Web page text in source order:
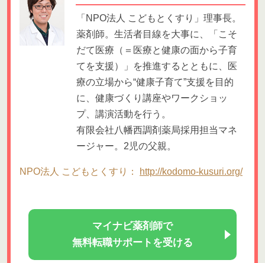
「NPO法人 こどもとくすり」理事長。
薬剤師。生活者目線を大事に、「こそ
だて医療（＝医療と健康の面から子育
てを支援）」を推進するとともに、医
療の立場から“健康子育て”支援を目的
に、健康づくり講座やワークショッ
プ、講演活動を行う。
有限会社八幡西調剤薬局採用担当マネ
ージャー。2児の父親。
NPO法人 こどもとくすり： http://kodomo-kusuri.org/
マイナビ薬剤師で
無料転職サポートを受ける